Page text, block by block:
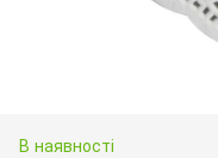
В наявності